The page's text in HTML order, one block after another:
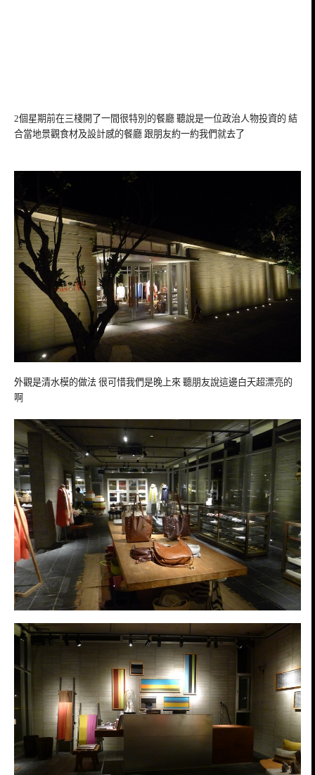
2個星期前在三棧開了一間很特別的餐廳 聽說是一位政治人物投資的 結
合當地景觀食材及設計感的餐廳 跟朋友約一約我們就去了
外觀是清水模的做法 很可惜我們是晚上來 聽朋友說這邊白天超漂亮的
啊